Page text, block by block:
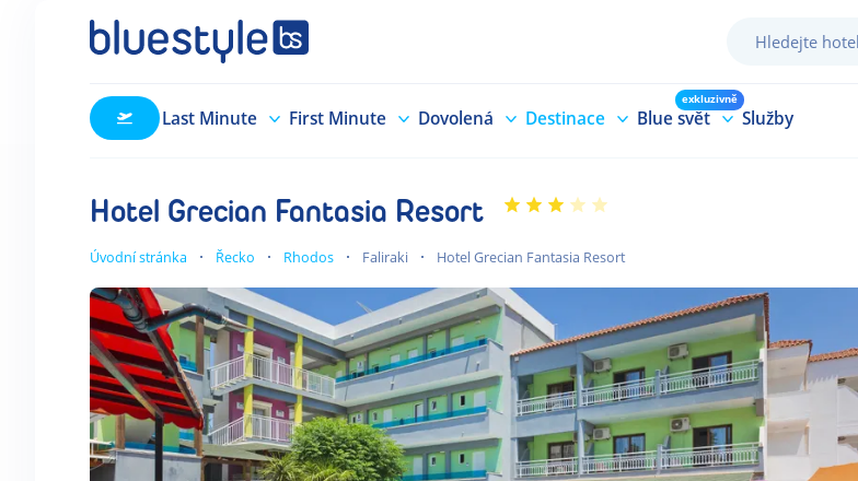
Last Minute First Minute Dovolená Destinace Blue svět
exkluzivně
Služby
Hotel Grecian Fantasia Resort
Úvodní stránka Řecko Rhodos Faliraki Hotel Grecian Fantasia Resort